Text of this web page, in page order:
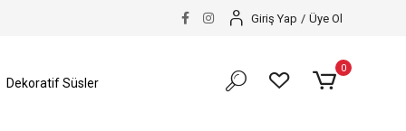
Giriş Yap / Üye Ol
Dekoratif Süsler
0